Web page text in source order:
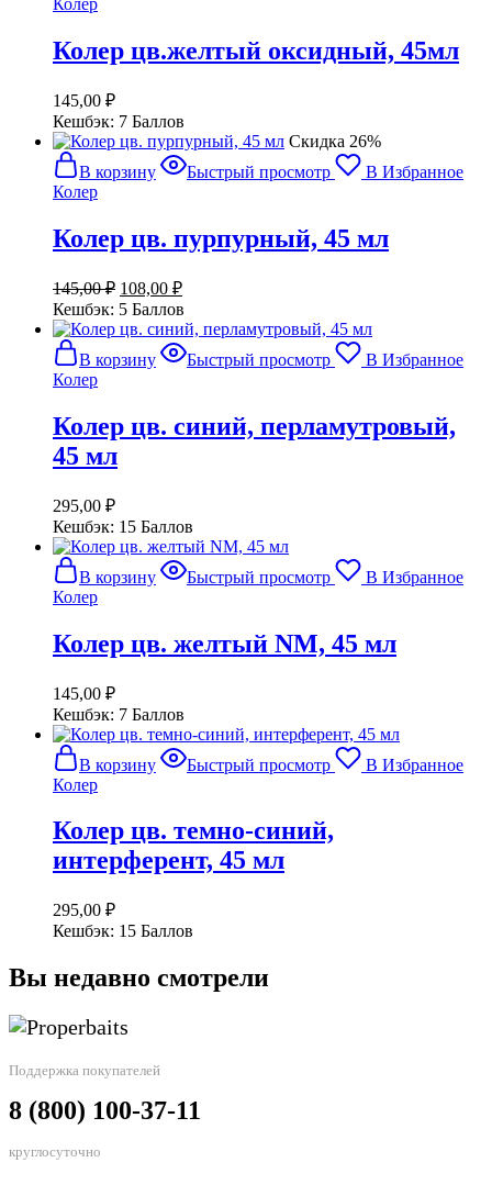
Колер
Колер цв.желтый оксидный, 45мл
145,00 ₽
Кешбэк: 7 Баллов
Cкидка 26%
В корзину
Быстрый просмотр
В Избранное
Колер
Колер цв. пурпурный, 45 мл
145,00₽ Первоначальная
цена
составляла
145,00 ₽.
108,00 ₽Текущая
цена:
108,00 ₽.
Кешбэк: 5 Баллов
В корзину Быстрый просмотр
В Избранное
Колер
Колер цв. синий, перламутровый,
45 мл
295,00 ₽
Кешбэк: 15 Баллов
В корзину Быстрый просмотр
В Избранное
Колер
Колер цв. желтый NM, 45 мл
145,00 ₽
Кешбэк: 7 Баллов
В корзину Быстрый просмотр
В Избранное
Колер
Колер цв. темно-синий,
интерферент, 45 мл
295,00 ₽
Кешбэк: 15 Баллов
Вы недавно смотрели
Поддержка покупателей
8 (800) 100-37-11
круглосуточно